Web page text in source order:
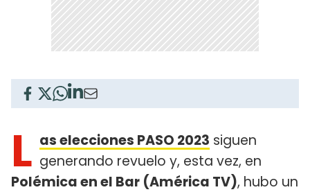
L as elecciones PASO 2023 siguen
generando revuelo y, esta vez, en
Polémica en el Bar (América TV), hubo un